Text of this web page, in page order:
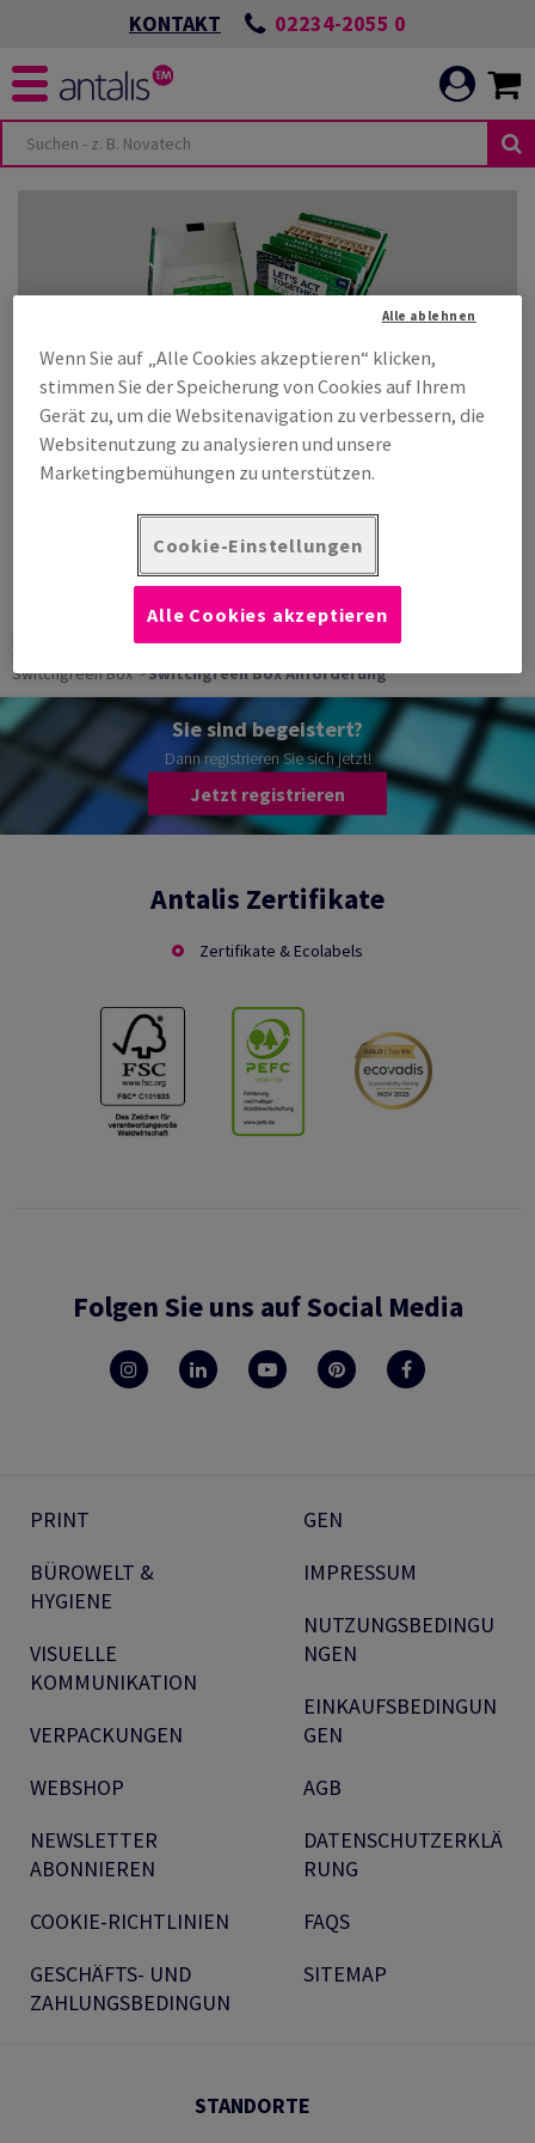
KONTAKT 02234-2055 0
Fragen Sie die SwitchGreen Box an
Unsere Experten stehen zu Ihrer Verfügung, um Ihnen die
der visuellen Kommunikation zu erleichtern.
Inspirationen & Bereiche Visuelle Kommunikation
Switchgreen Box Switchgreen Box Anforderung
Sie sind begeistert?
Dann registrieren Sie sich jetzt!
Jetzt registrieren
Antalis Zertifikate
Zertifikate & Ecolabels
Folgen Sie uns auf Social Media
PRINT
BÜROWELT &
HYGIENE
VISUELLE
KOMMUNIKATION
VERPACKUNGEN
WEBSHOP
NEWSLETTER
ABONNIEREN
COOKIE-RICHTLINIEN
GESCHÄFTS- UND
ZAHLUNGSBEDINGUN
GEN
IMPRESSUM
NUTZUNGSBEDINGU
NGEN
EINKAUFSBEDINGUN
GEN
AGB
DATENSCHUTZERKLÄ
RUNG
FAQS
SITEMAP
STANDORTE
Wenn Sie auf „Alle Cookies akzeptieren“ klicken,
stimmen Sie der Speicherung von Cookies auf Ihrem
Gerät zu, um die Websitenavigation zu verbessern, die
Websitenutzung zu analysieren und unsere
Marketingbemühungen zu unterstützen.
Cookie-Einstellungen
Alle ablehnen
Alle Cookies akzeptieren